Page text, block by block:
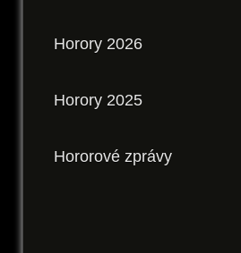
Horory 2026
Horory 2025
Hororové zprávy